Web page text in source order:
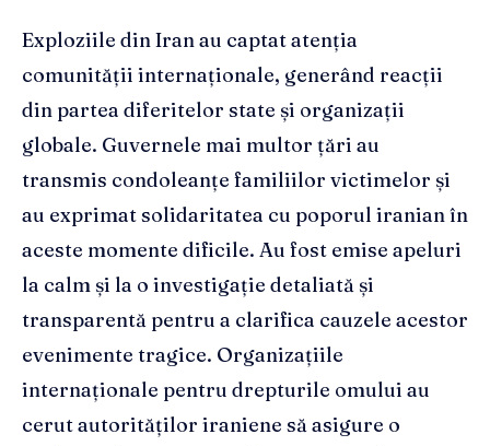
Exploziile din Iran au captat atenția
comunității internaționale, generând reacții
din partea diferitelor state și organizații
globale. Guvernele mai multor țări au
transmis condoleanțe familiilor victimelor și
au exprimat solidaritatea cu poporul iranian în
aceste momente dificile. Au fost emise apeluri
la calm și la o investigație detaliată și
transparentă pentru a clarifica cauzele acestor
evenimente tragice. Organizațiile
internaționale pentru drepturile omului au
cerut autorităților iraniene să asigure o